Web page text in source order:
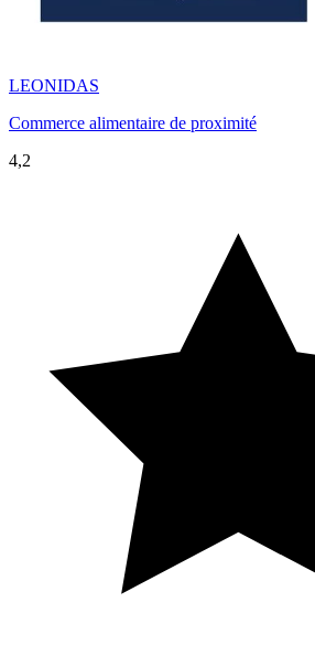
LEONIDAS
Commerce alimentaire de proximité
4,2